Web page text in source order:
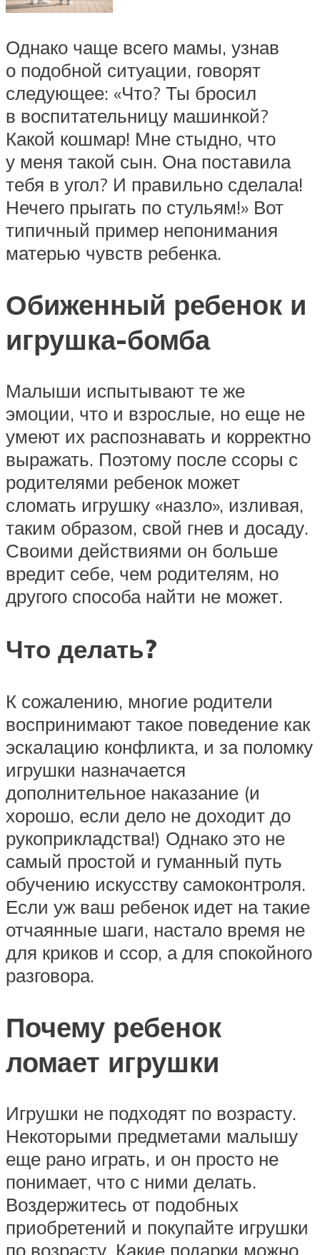
Однако чаще всего мамы, узнав
о подобной ситуации, говорят
следующее: «Что? Ты бросил
в воспитательницу машинкой?
Какой кошмар! Мне стыдно, что
у меня такой сын. Она поставила
тебя в угол? И правильно сделала!
Нечего прыгать по стульям!» Вот
типичный пример непонимания
матерью чувств ребенка.
Обиженный ребенок и
игрушка-бомба
Малыши испытывают те же
эмоции, что и взрослые, но еще не
умеют их распознавать и корректно
выражать. Поэтому после ссоры с
родителями ребенок может
сломать игрушку «назло», изливая,
таким образом, свой гнев и досаду.
Своими действиями он больше
вредит себе, чем родителям, но
другого способа найти не может.
Что делать?
К сожалению, многие родители
воспринимают такое поведение как
эскалацию конфликта, и за поломку
игрушки назначается
дополнительное наказание (и
хорошо, если дело не доходит до
рукоприкладства!) Однако это не
самый простой и гуманный путь
обучению искусству самоконтроля.
Если уж ваш ребенок идет на такие
отчаянные шаги, настало время не
для криков и ссор, а для спокойного
разговора.
Почему ребенок
ломает игрушки
Игрушки не подходят по возрасту.
Некоторыми предметами малышу
еще рано играть, и он просто не
понимает, что с ними делать.
Воздержитесь от подобных
приобретений и покупайте игрушки
по возрасту. Какие подарки можно